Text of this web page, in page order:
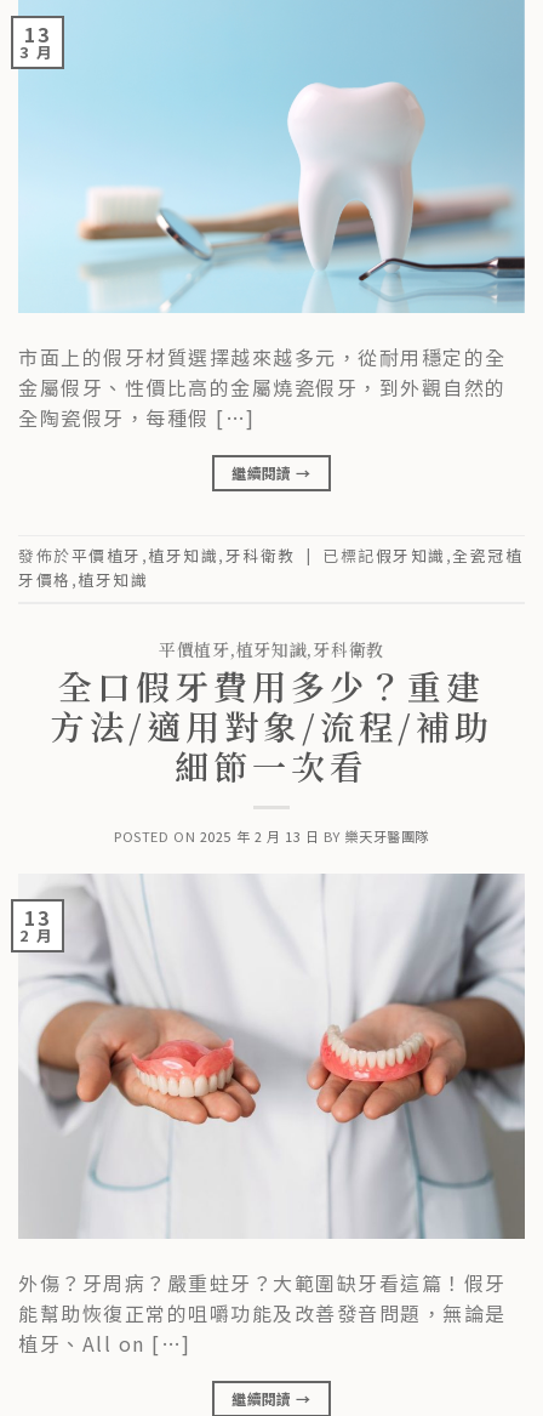
13
3 月
市面上的假牙材質選擇越來越多元，從耐用穩定的全
金屬假牙、性價比高的金屬燒瓷假牙，到外觀自然的
全陶瓷假牙，每種假 […]
繼續閱讀→
發佈於平價植牙 ,植牙知識,牙科衛教 | 已標記假牙知識 ,全瓷冠植
牙價格 ,植牙知識
平價植牙,植牙知識,牙科衛教
全口假牙費用多少？重建
方法/適用對象/流程/補助
細節一次看
POSTED ON 2025 年 2 月 13 日 BY 樂天牙醫團隊
13
2 月
外傷？牙周病？嚴重蛀牙？大範圍缺牙看這篇！假牙
能幫助恢復正常的咀嚼功能及改善發音問題，無論是
植牙、All on […]
繼續閱讀→